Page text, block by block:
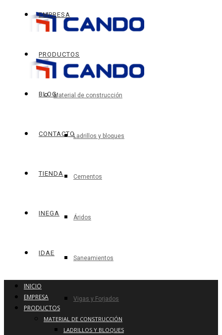
EMPRESA
PRODUCTOS
Material de construcción
Ladrillos y bloques
Cementos
Áridos
Saneamientos
Vigas y Forjados
BLOG
CONTACTO
TIENDA
INEGA
IDAE
INICIO
EMPRESA
PRODUCTOS
MATERIAL DE CONSTRUCCIÓN
LADRILLOS Y BLOQUES